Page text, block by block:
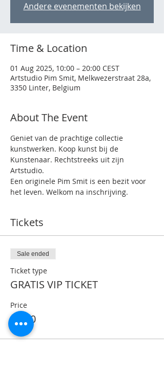
Andere evenementen bekijken
Time & Location
01 Aug 2025, 10:00 – 20:00 CEST
Artstudio Pim Smit, Melkwezerstraat 28a,
3350 Linter, Belgium
About The Event
Geniet van de prachtige collectie
kunstwerken. Koop kunst bij de
Kunstenaar. Rechtstreeks uit zijn
Artstudio.
Een originele Pim Smit is een bezit voor
het leven. Welkom na inschrijving.
Tickets
Sale ended
Ticket type
GRATIS VIP TICKET
Price
€0.00